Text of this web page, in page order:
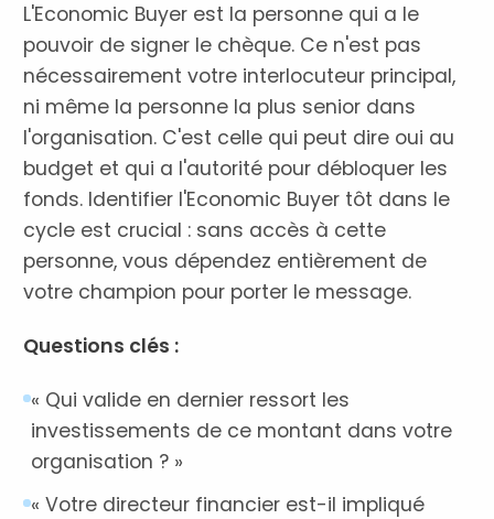
L'Economic Buyer est la personne qui a le
pouvoir de signer le chèque. Ce n'est pas
nécessairement votre interlocuteur principal,
ni même la personne la plus senior dans
l'organisation. C'est celle qui peut dire oui au
budget et qui a l'autorité pour débloquer les
fonds. Identifier l'Economic Buyer tôt dans le
cycle est crucial : sans accès à cette
personne, vous dépendez entièrement de
votre champion pour porter le message.
Questions clés :
« Qui valide en dernier ressort les
investissements de ce montant dans votre
organisation ? »
« Votre directeur financier est-il impliqué